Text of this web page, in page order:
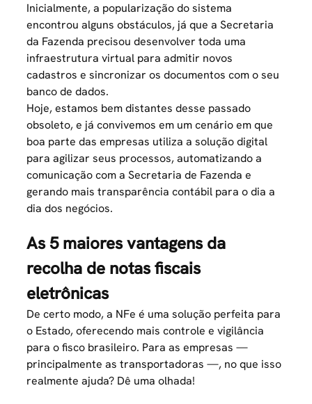
Inicialmente, a popularização do sistema
encontrou alguns obstáculos, já que a Secretaria
da Fazenda precisou desenvolver toda uma
infraestrutura virtual para admitir novos
cadastros e sincronizar osdocumentos com o seu
banco de dados.
Hoje, estamos bem distantes desse passado
obsoleto, e já convivemos em um cenário em que
boa parte das empresas utiliza a solução digital
para agilizar seus processos, automatizando a
comunicação com a Secretaria de Fazenda e
gerando mais transparência contábil para o dia a
dia dos negócios.
As 5 maiores vantagens da
recolha de notas fiscais
eletrônicas
De certo modo, a NFe é uma solução perfeita para
o Estado, oferecendo mais controle e vigilância
para o fisco brasileiro. Para as empresas —
principalmente as transportadoras —, no que isso
realmente ajuda? Dê uma olhada!